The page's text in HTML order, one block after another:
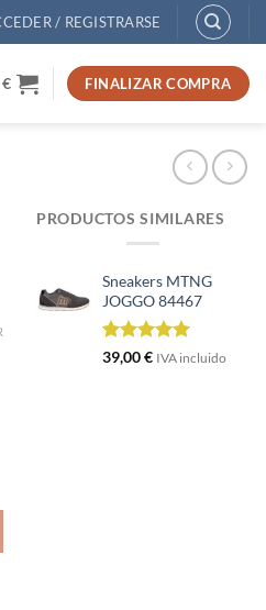
/ REGISTRARSE
€ FINALIZAR COMPRA
PRODUCTOS SIMILARES
Sneakers MTNG
JOGGO 84467
Valorado
1
39,00€ IVA incluido